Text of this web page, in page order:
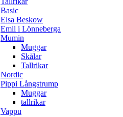
Basic
Elsa Beskow
Emil i Lönneberga
Mumin
Muggar
Skålar
Tallrikar
Nordic
Pippi Långstrump
Muggar
tallrikar
Vappu